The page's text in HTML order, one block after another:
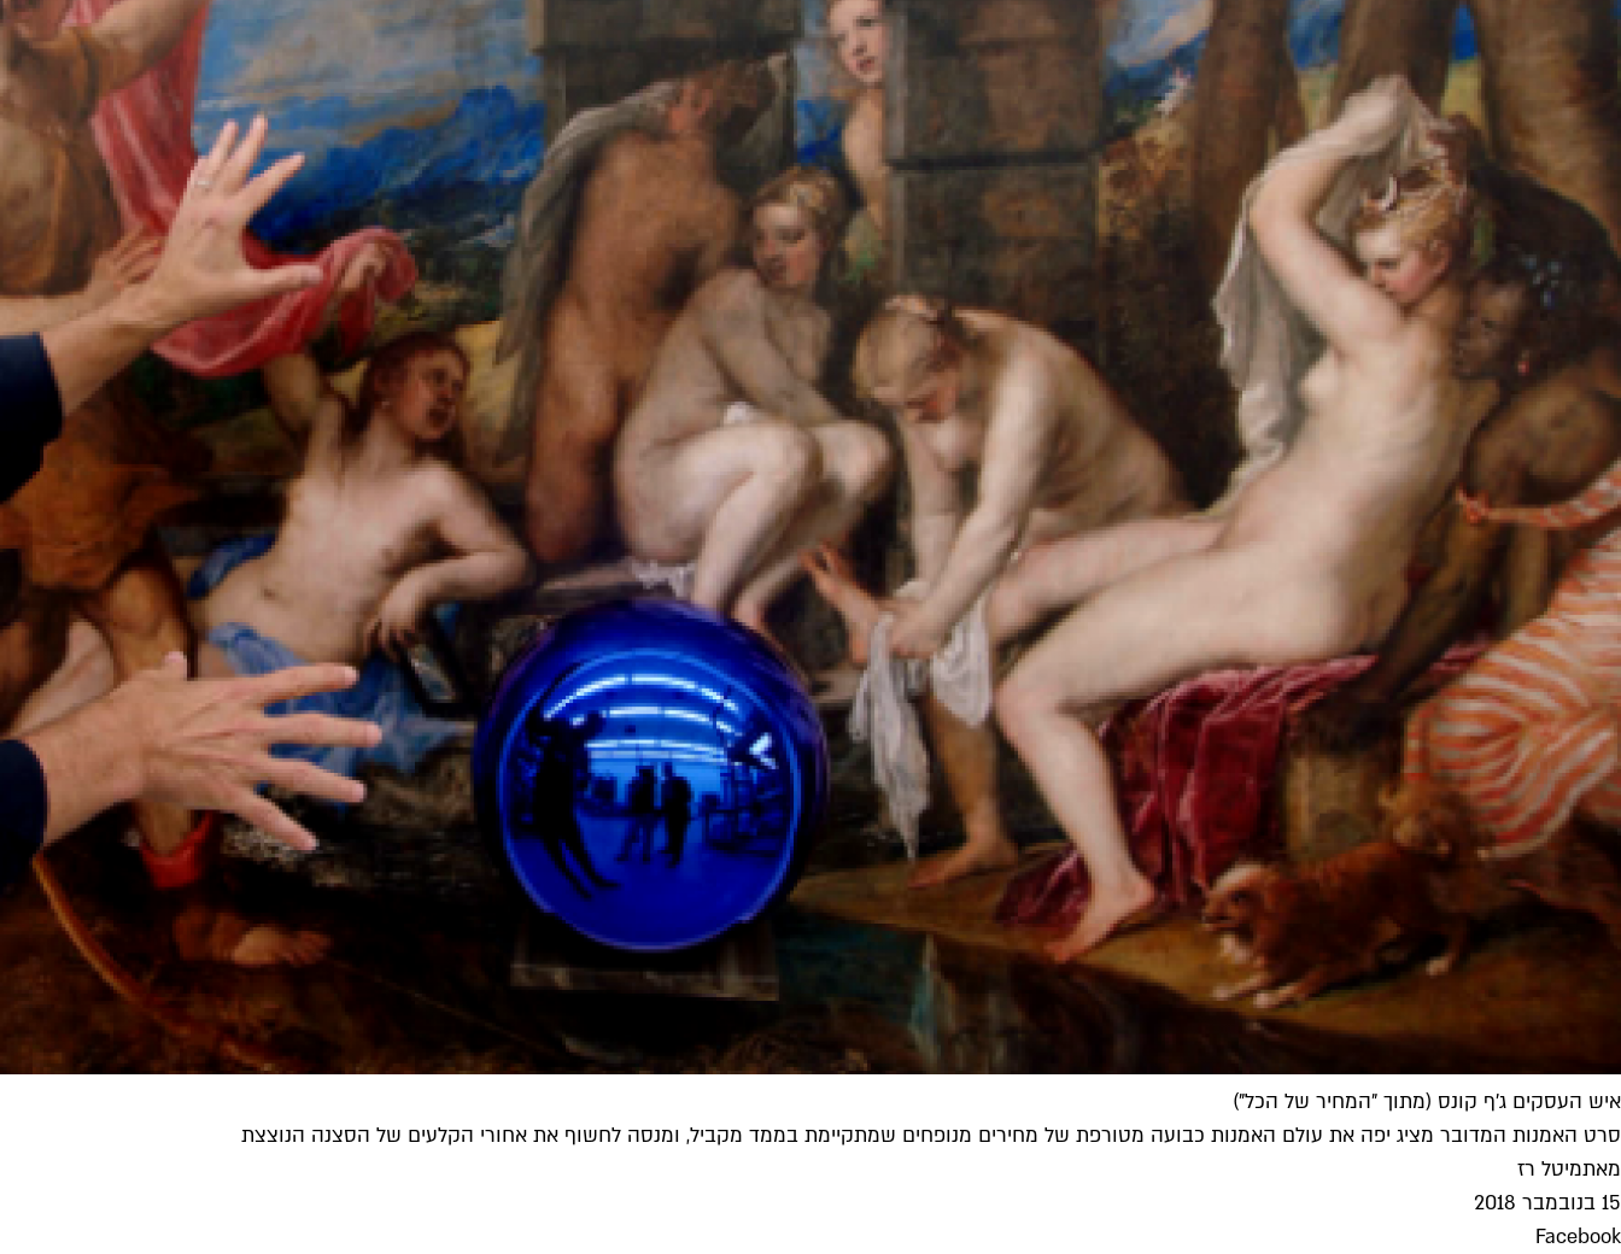
איש העסקים ג'ף קונס (מתוך "המחיר של הכל")
סרט האמנות המדובר מציג יפה את עולם האמנות כבועה מטורפת של מחירים מנופחים שמתקיימת בממד מקביל, ומנסה לחשוף את אחורי הקלעים של הסצנה הנוצצת
מאתמיטל רז
15 בנובמבר 2018
Facebook